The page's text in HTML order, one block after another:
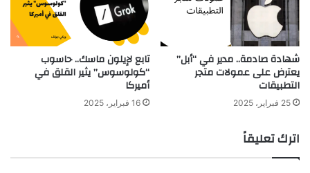
شهادة صادمة.. مدير في “أبل”
يعترض على عمولات متجر
التطبيقات
25 فبراير، 2025
تابع لإيلون ماسك.. حاسوب
“كولوسوس” يثير القلق في
أميركا
16 فبراير، 2025
اترك تعليقاً